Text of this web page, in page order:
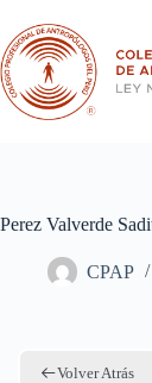
contenido
Perez Valverde
CPAP
Volver Atrás